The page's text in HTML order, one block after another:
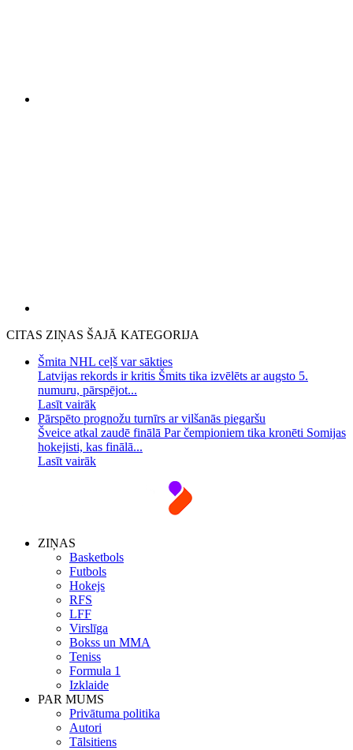
CITAS ZIŅAS ŠAJĀ KATEGORIJA
Šmita NHL ceļš var sākties
Latvijas rekords ir kritis Šmits tika izvēlēts ar augsto 5.
numuru, pārspējot...
Lasīt vairāk
Pārspēto prognožu turnīrs ar vilšanās piegaršu
Šveice atkal zaudē finālā Par čempioniem tika kronēti Somijas
hokejisti, kas finālā...
Lasīt vairāk
ZIŅAS
Basketbols
Futbols
Hokejs
RFS
LFF
Virslīga
Bokss un MMA
Teniss
Formula 1
Izklaide
PAR MUMS
Privātuma politika
Autori
Tālsitiens